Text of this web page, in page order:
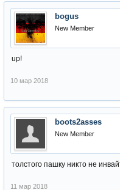
bogus
New Member
up!
10 мар 2018
boots2asses
New Member
толстого пашку никто не
11 мар 2018